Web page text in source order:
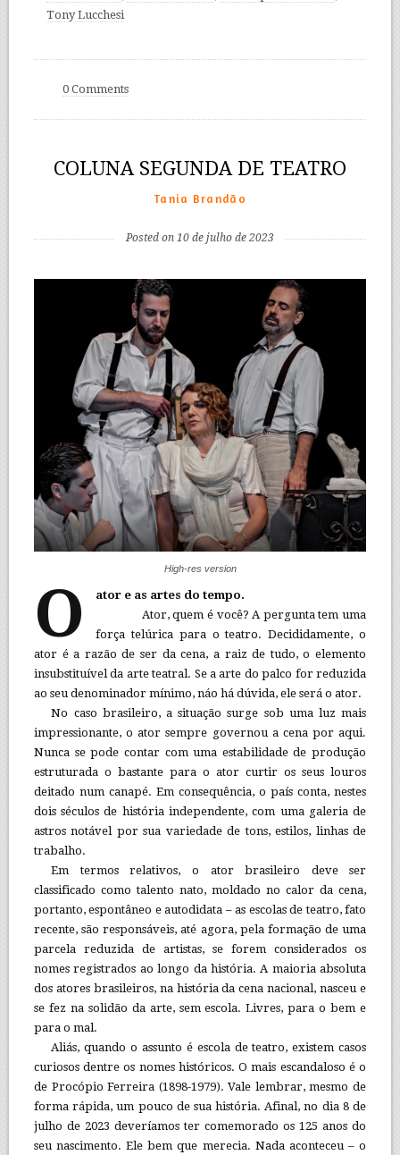
Tony Lucchesi
0 Comments
COLUNA SEGUNDA DE TEATRO
Tania Brandão
Posted on 10 de julho de 2023
High-res version
O
ator e as artes do tempo.
Ator, quem é você? A pergunta tem uma
força telúrica para o teatro. Decididamente, o
ator é a razão de ser da cena, a raiz de tudo, o elemento
insubstituível da arte teatral. Se a arte do palco for reduzida
ao seu denominador mínimo, náo há dúvida, ele será o ator.
No caso brasileiro, a situação surge sob uma luz mais
impressionante, o ator sempre governou a cena por aqui.
Nunca se pode contar com uma estabilidade de produção
estruturada o bastante para o ator curtir os seus louros
deitado num canapé. Em consequência, o país conta, nestes
dois séculos de história independente, com uma galeria de
astros notável por sua variedade de tons, estilos, linhas de
trabalho.
Em termos relativos, o ator brasileiro deve ser
classificado como talento nato, moldado no calor da cena,
portanto, espontâneo e autodidata – as escolas de teatro, fato
recente, são responsáveis, até agora, pela formação de uma
parcela reduzida de artistas, se forem considerados os
nomes registrados ao longo da história. A maioria absoluta
dos atores brasileiros, na história da cena nacional, nasceu e
se fez na solidão da arte, sem escola. Livres, para o bem e
para o mal.
Aliás, quando o assunto é escola de teatro, existem casos
curiosos dentre os nomes históricos. O mais escandaloso é o
de Procópio Ferreira (1898-1979). Vale lembrar, mesmo de
forma rápida, um pouco de sua história. Afinal, no dia 8 de
julho de 2023 deveríamos ter comemorado os 125 anos do
seu nascimento. Ele bem que merecia. Nada aconteceu – o